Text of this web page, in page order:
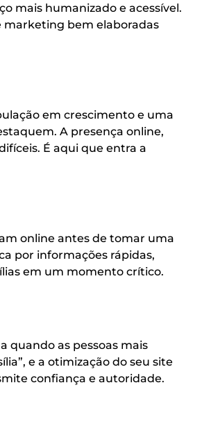
mais humanizado e acessível.
marketing bem elaboradas
em crescimento e uma
A presença online,
É aqui que entra a
online antes de tomar uma
por informações rápidas,
em um momento crítico.
quando as pessoas mais
e a otimização do seu site
confiança e autoridade.